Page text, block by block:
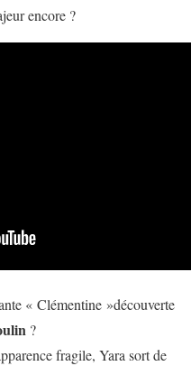
encore ?
« Clémentine »découverte
?
fragile, Yara sort de